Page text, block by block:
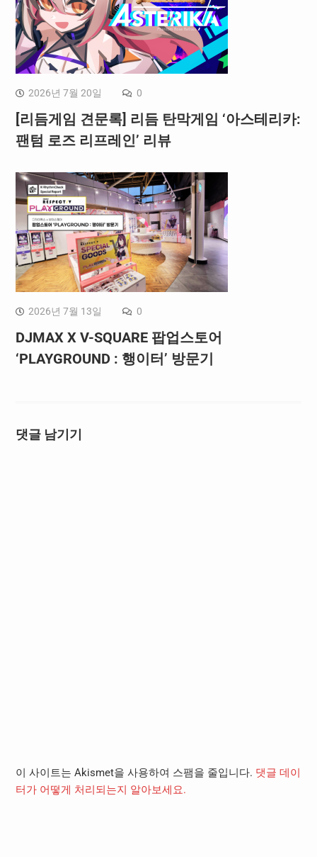
2026년 7월 20일 0
[리듬게임 견문록] 리듬 탄막게임 ‘아스테리카:
팬텀 로즈 리프레인’ 리뷰
2026년 7월 13일 0
DJMAX X V-SQUARE 팝업스토어
‘PLAYGROUND : 행이터’ 방문기
댓글 남기기
이 사이트는 Akismet을 사용하여 스팸을 줄입니다. 댓글 데이
터가 어떻게 처리되는지 알아보세요.